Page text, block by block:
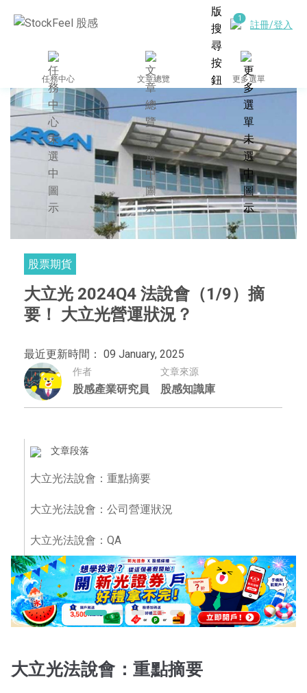
註冊/登入
任務中心 文章總覽 更多選單
股票期貨
大立光 2024Q4 法說會（1/9）摘
要！ 大立光營運狀況？
最近更新時間： 09 January, 2025
作者
股感產業研究員
文章來源
股感知識庫
文章段落
大立光法說會：重點摘要
大立光法說會：公司營運狀況
大立光法說會：QA
大立光法說會：重點摘要